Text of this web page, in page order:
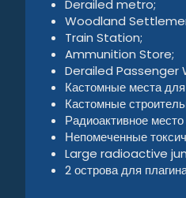
Derailed metro;
Woodland
Train Station;
Ammunition Store;
Derailed Passenger
Кастомные места
Кастомные
Радиоактивное
Непомеченные
Large radioactive
2 острова для